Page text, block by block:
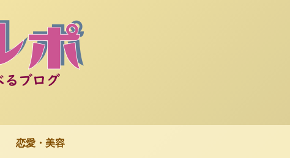
恋愛・美容